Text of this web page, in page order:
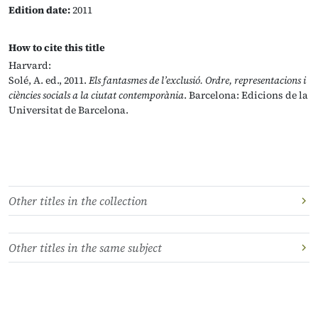
Edition date:2011
How to cite this title
Harvard:
Solé, A. ed., 2011. Els fantasmes de l’exclusió. Ordre, representacions i
ciències socials a la ciutat contemporània. Barcelona: Edicions de la
Universitat de Barcelona.
Other titles in the collection
Other titles in the same subject